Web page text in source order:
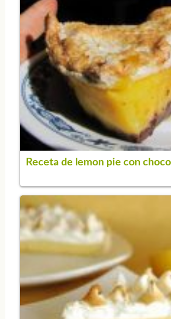
Receta de lemon pie con